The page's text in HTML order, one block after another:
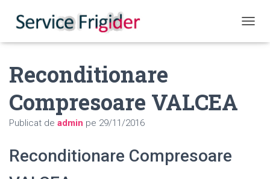
Reconditionare
Compresoare VALCEA
Publicat de admin pe 29/11/2016
Reconditionare Compresoare